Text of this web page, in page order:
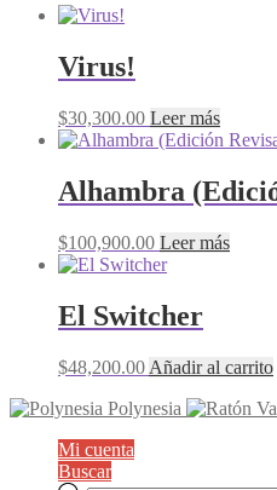
Virus!
$30,300.00 Leer más
Alhambra
$100,900.00 Leer más
El Switcher
$48,200.00 Añadir al carrito
Polynesia
Mi cuenta
Buscar